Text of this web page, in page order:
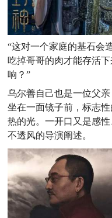
“这对一个家庭的基石会
吃掉哥哥的肉才能存活
响？”
乌尔善自己也是一位父
坐在一面镜子前，标志
热的光。一开口又是感
不透风的导演阐述。